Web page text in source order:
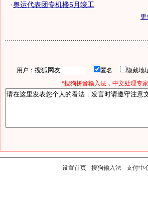
·奥运代表团专机楼5月竣工
更
用户： 匿名 隐藏
*搜狗拼音输入法，中文处理专
设置首页 - 搜狗输入法 - 支付中